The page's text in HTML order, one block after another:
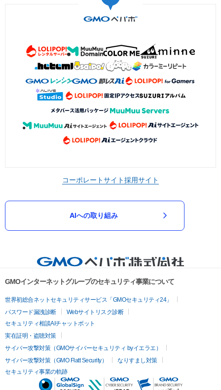
コーポレートサイト採用サイト
AIへの取り組み
GMOインターネットグループのセキュリティ事業について
世界初総合ネットセキュリティサービス「GMOセキュリティ24」
パスワード漏洩診断
Webサイトリスク診断
セキュリティ相談AIチャットボット
実在証明・盗聴対策
サイバー攻撃対策（GMOサイバーセキュリティ byイエラエ）
サイバー攻撃対策（GMO Flatt Security）
なりすまし対策
セキュリティ事業の軌跡